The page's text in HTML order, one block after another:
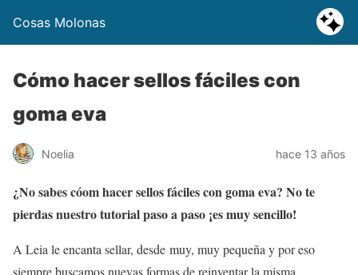
Cosas Molonas
Cómo hacer sellos fáciles con
goma eva
Noelia hace 13 años
¿No sabes cóom hacer sellos fáciles con goma eva? No te
pierdas nuestro tutorial paso a paso ¡es muy sencillo!
A Leia le encanta sellar, desde muy, muy pequeña y por eso
siempre buscamos nuevas formas de reinventar la misma